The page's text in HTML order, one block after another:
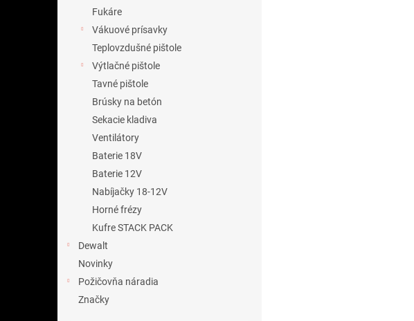
Fukáre
Vákuové prísavky
Teplovzdušné pištole
Výtlačné pištole
Tavné pištole
Brúsky na betón
Sekacie kladiva
Ventilátory
Baterie 18V
Baterie 12V
Nabíjačky 18-12V
Horné frézy
Kufre STACK PACK
Dewalt
Novinky
Požičovňa náradia
Značky